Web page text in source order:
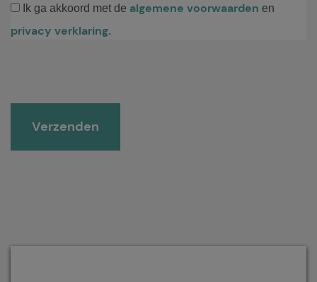
Ik ga akkoord met de algemene voorwaarden en
privacy verklaring.